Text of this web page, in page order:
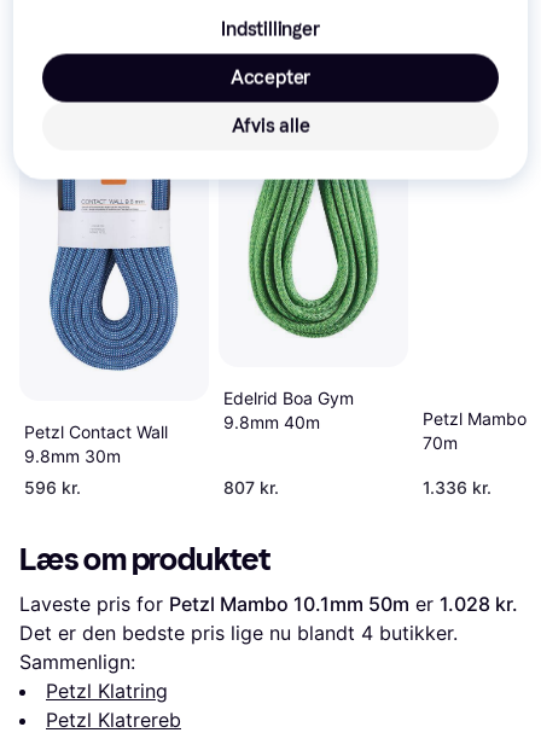
Petzl Contact Wall
9.8mm 30m
596 kr.
Edelrid Boa Gym
9.8mm 40m
807 kr.
Petzl Mambo
70m
1.336 kr.
Læs om produktet
Laveste pris for Petzl Mambo 10.1mm 50m er 1.028 kr.
Det er den bedste pris lige nu blandt 4 butikker.
Sammenlign:
Petzl Klatring
Petzl Klatrereb
Indstillinger
Afvis alle
Accepter